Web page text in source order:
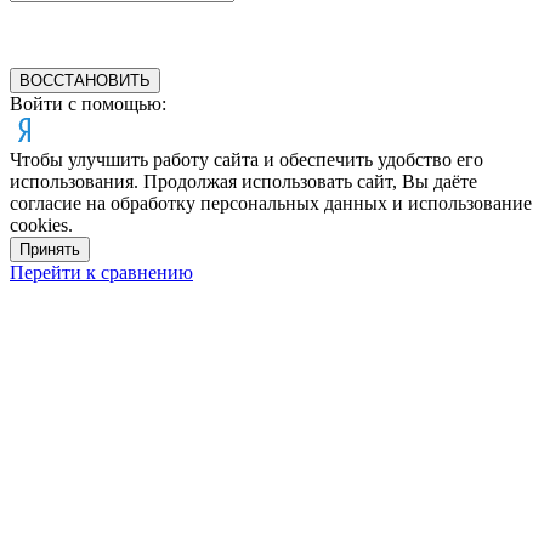
ВОССТАНОВИТЬ
Войти с помощью:
Чтобы улучшить работу сайта и обеспечить удобство его
использования. Продолжая использовать сайт, Вы даёте
согласие на обработку персональных данных и использование
cookies.
Принять
Перейти к сравнению